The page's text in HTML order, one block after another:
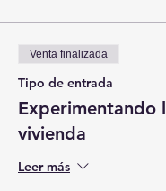
Venta finalizada
Tipo de entrada
Experimentando
vivienda
Leer más